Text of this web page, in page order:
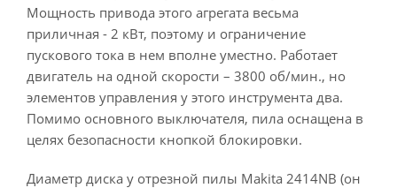
Мощность привода этого агрегата весьма
приличная - 2 кВт, поэтому и ограничение
пускового тока в нем вполне уместно. Работает
двигатель на одной скорости – 3800 об/мин., но
элементов управления у этого инструмента два.
Помимо основного выключателя, пила оснащена в
целях безопасности кнопкой блокировки.
Диаметр диска у отрезной пилы Makita 2414NB (он